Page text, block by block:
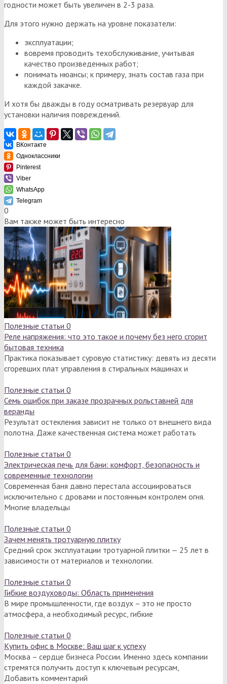
годности может быть увеличен в 2-3 раза.
Для этого нужно держать на уровне показатели:
эксплуатации;
вовремя проводить техобслуживание, учитывая
качество произведенных работ;
понимать нюансы; к примеру, знать состав газа при
каждой закачке.
И хотя бы дважды в году осматривать резервуар для
установки наличия повреждений.
ВКонтакте
Одноклассники
Pinterest
Viber
WhatsApp
Telegram
0
Вам также может быть интересно
Полезные статьи 0
Реле напряжения: что это такое и почему без него сгорит
бытовая техника
Практика показывает суровую статистику: девять из десяти
сгоревших плат управления в стиральных машинах и
Полезные статьи 0
Семь ошибок при заказе прозрачных рольставней для
веранды
Результат остекления зависит не только от внешнего вида
полотна. Даже качественная система может работать
Полезные статьи 0
Электрическая печь для бани: комфорт, безопасность и
современные технологии
Современная баня давно перестала ассоциироваться
исключительно с дровами и постоянным контролем огня.
Многие владельцы
Полезные статьи 0
Зачем менять тротуарную плитку
Средний срок эксплуатации тротуарной плитки — 25 лет в
зависимости от материалов и технологии.
Полезные статьи 0
Гибкие воздуховоды: Область применения
В мире промышленности, где воздух – это не просто
атмосфера, а необходимый ресурс, гибкие
Полезные статьи 0
Купить офис в Москве: Ваш шаг к успеху
Москва – сердце бизнеса России. Именно здесь компании
стремятся получить доступ к ключевым ресурсам,
Добавить комментарий